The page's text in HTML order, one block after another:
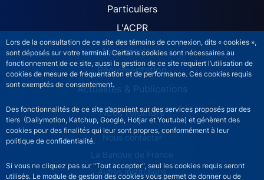
Lors de la consultation de ce site des témoins de connexion, dits « cookies »,
sont déposés sur votre terminal. Certains cookies sont nécessaires au
fonctionnement de ce site, aussi la gestion de ce site requiert l’utilisation de
cookies de mesure de fréquentation et de performance. Ces cookies requis
sont exemptés de consentement.
Des fonctionnalités de ce site s’appuient sur des services proposés par des
tiers (Dailymotion, Katchup, Google, Hotjar et Youtube) et génèrent des
cookies pour des finalités qui leur sont propres, conformément à leur
politique de confidentialité.
Si vous ne cliquez pas sur "Tout accepter", seul les cookies requis seront
utilisés. Le module de gestion des cookies vous permet de donner ou de
Particuliers
L'ACPR
Nos missions
Réglementation
Actualités & Publications
Nous rejoindre
ACPR footer secondary menu (French)
Nous contacter
La Banque de France
Autres institutions